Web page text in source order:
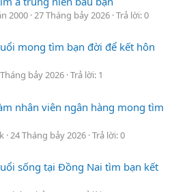
2000 27 Tháng bảy 2026 Trả lời: 0
mong tìm bạn đời để kết hôn
bảy 2026 Trả lời: 1
nhân viên ngân hàng mong tìm
24 Tháng bảy 2026 Trả lời: 0
sống tại Đồng Nai tìm bạn kết